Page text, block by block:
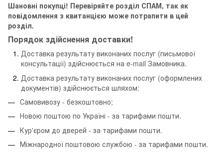
Шановні покупці! Перевіряйте розділ СПАМ, так як
повідомлення з квитанцією може потрапити в цей
розділ.
Порядок здійснення доставки!
Доставка результату виконаних послуг (письмової
консультації) здійснюється на e-mail Замовника.
Доставка результату виконаних послуг (оформлених
документів) здійснюється шляхом:
Самовивозу - безкоштовно;
Новою поштою по Україні - за тарифами пошти.
Кур'єром до дверей - за тарифами пошти.
Міжнародної поштовою службою - за тарифами пошти.